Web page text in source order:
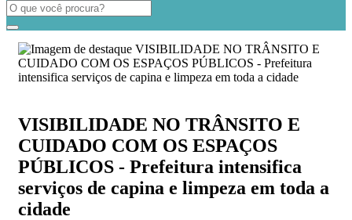
VISIBILIDADE NO TRÂNSITO E
CUIDADO COM OS ESPAÇOS
PÚBLICOS - Prefeitura intensifica
serviços de capina e limpeza em toda a
cidade